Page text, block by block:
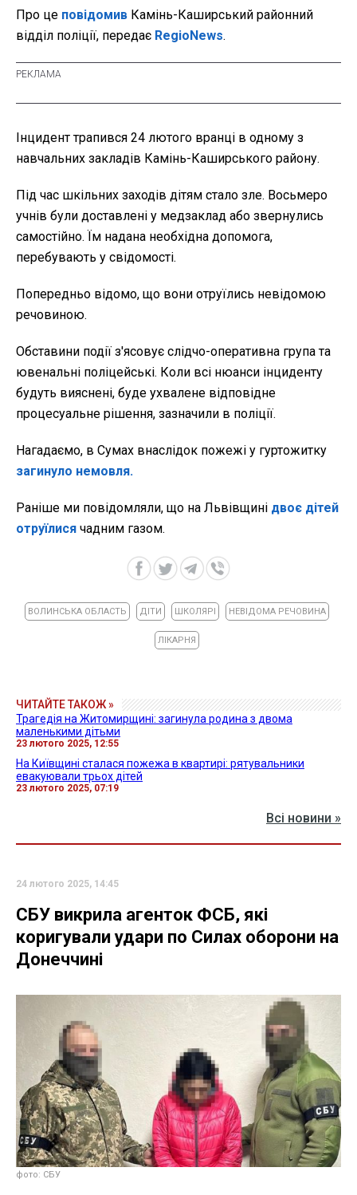
Про це повідомив Камінь-Каширський районний
відділ поліції, передає RegioNews.
Інцидент трапився 24 лютого вранці в одному з
навчальних закладів Камінь-Каширського району.
Під час шкільних заходів дітям стало зле. Восьмеро
учнів були доставлені у медзаклад або звернулись
самостійно. Їм надана необхідна допомога,
перебувають у свідомості.
Попередньо відомо, що вони отруїлись невідомою
речовиною.
Обставини події з'ясовує слідчо-оперативна група та
ювенальні поліцейські. Коли всі нюанси інциденту
будуть вияснені, буде ухвалене відповідне
процесуальне рішення, зазначили в поліції.
Нагадаємо, в Сумах внаслідок пожежі у гуртожитку
загинуло немовля.
Раніше ми повідомляли, що на Львівщині двоє дітей
отруїлися чадним газом.
ВОЛИНСЬКА ОБЛАСТЬ ДІТИ ШКОЛЯРІ НЕВІДОМА РЕЧОВИНА
ЛІКАРНЯ
ЧИТАЙТЕ ТАКОЖ »
Трагедія на Житомирщині: загинула родина з двома
маленькими дітьми
23 лютого 2025, 12:55
На Київщині сталася пожежа в квартирі: рятувальники
евакуювали трьох дітей
23 лютого 2025, 07:19
Всі новини »
24 лютого 2025, 14:45
СБУ викрила агенток ФСБ, які
коригували удари по Силах оборони на
Донеччині
фото: СБУ